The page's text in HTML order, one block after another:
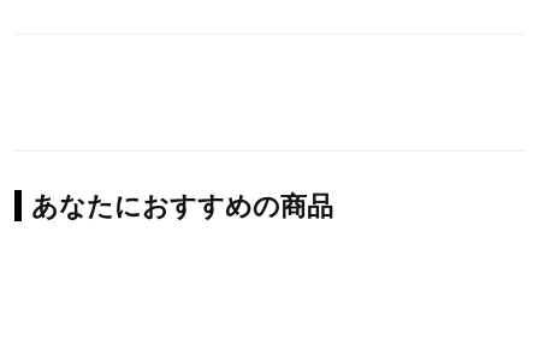
あなたにおすすめの商品